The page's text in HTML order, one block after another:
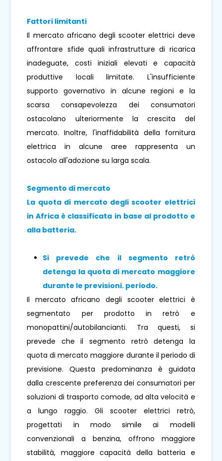
Fattori limitanti
Il mercato africano degli scooter elettrici deve
affrontare sfide quali infrastrutture di ricarica
inadeguate, costi iniziali elevati e capacità
produttive locali limitate. L'insufficiente
supporto governativo in alcune regioni e la
scarsa consapevolezza dei consumatori
ostacolano ulteriormente la crescita del
mercato. Inoltre, l'inaffidabilità della fornitura
elettrica in alcune aree rappresenta un
ostacolo all'adozione su larga scala.
Segmento di mercato
La quota di mercato degli scooter elettrici
in Africa è classificata in base al prodotto e
alla batteria.
Si prevede che il segmento retrò
detenga la quota di mercato maggiore
durante le previsioni. periodo.
Il mercato africano degli scooter elettrici è
segmentato per prodotto in retrò e
monopattini/autobilancianti. Tra questi, si
prevede che il segmento retrò detenga la
quota di mercato maggiore durante il periodo di
previsione. Questa predominanza è guidata
dalla crescente preferenza dei consumatori per
soluzioni di trasporto comode, ad alta velocità e
a lungo raggio. Gli scooter elettrici retrò,
progettati in modo simile ai modelli
convenzionali a benzina, offrono maggiore
stabilità, maggiore capacità della batteria e